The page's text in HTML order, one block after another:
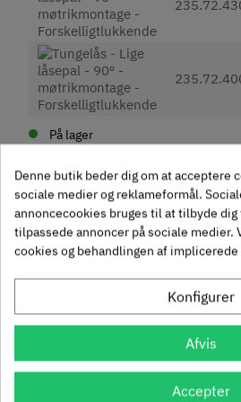
På lager
Fjernlager (Normalt 4-8 dage hvis
beskrivelse)
Produktegenskaber
TilstandNy
Anmeldelser
Andre købte også
Denne butik beder dig om at acceptere
sociale medier og reklameformål.
annoncecookies bruges til at tilbyde
tilpassede annoncer på sociale medier.
cookies og behandlingen af
Konfigurer
Afvis
Accepter